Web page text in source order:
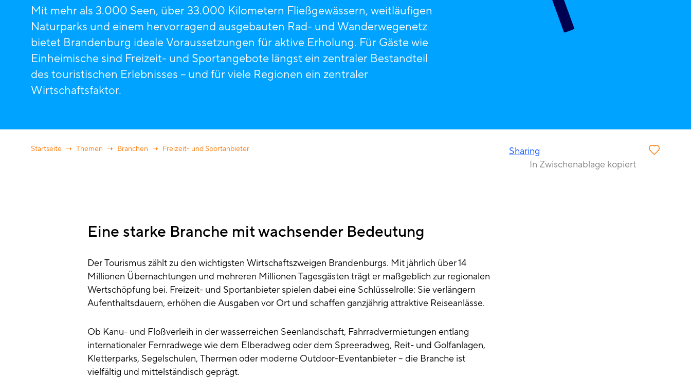
Mit mehr als 3.000 Seen, über 33.000 Kilometern Fließgewässern, weitläufigen
Naturparks und einem hervorragend ausgebauten Rad- und Wanderwegenetz
bietet Brandenburg ideale Voraussetzungen für aktive Erholung. Für Gäste wie
Einheimische sind Freizeit- und Sportangebote längst ein zentraler Bestandteil
des touristischen Erlebnisses – und für viele Regionen ein zentraler
Wirtschaftsfaktor.
Startseite Themen Branchen Freizeit- und Sportanbieter
Sharing
In Zwischenablage kopiert
Eine starke Branche mit wachsender Bedeutung
Der Tourismus zählt zu den wichtigsten Wirtschaftszweigen Brandenburgs. Mit jährlich über 14
Millionen Übernachtungen und mehreren Millionen Tagesgästen trägt er maßgeblich zur regionalen
Wertschöpfung bei. Freizeit- und Sportanbieter spielen dabei eine Schlüsselrolle: Sie verlängern
Aufenthaltsdauern, erhöhen die Ausgaben vor Ort und schaffen ganzjährig attraktive Reiseanlässe.
Ob Kanu- und Floßverleih in der wasserreichen Seenlandschaft, Fahrradvermietungen entlang
internationaler Fernradwege wie dem Elberadweg oder dem Spreeradweg, Reit- und Golfanlagen,
Kletterparks, Segelschulen, Thermen oder moderne Outdoor-Eventanbieter – die Branche ist
vielfältig und mittelständisch geprägt.